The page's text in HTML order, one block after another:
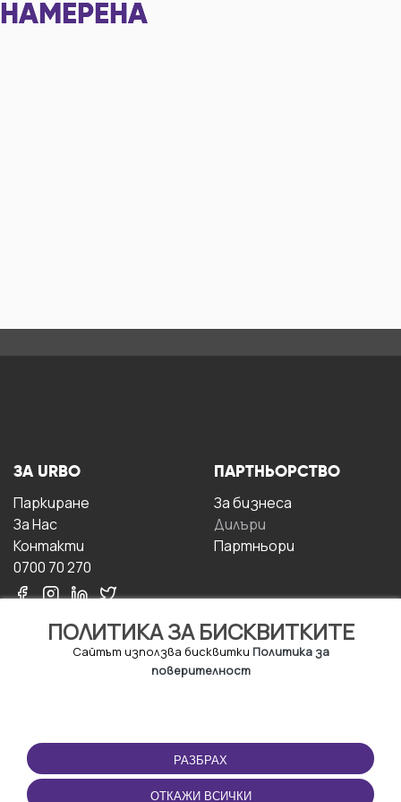
НАМЕРЕНА
ПОЛИТИКА ЗА БИСКВИТКИТЕ
Сайтът използва бисквитки Политика за
поверителност
РАЗБРАХ
ОТКАЖИ ВСИЧКИ
ЗА URBO
Паркиране
За Hас
Контакти
0700 70 270
ПАРТНЬОРСТВО
За бизнесa
Дилъри
Партньори
ПОЛЗВАНЕ
Правила и условия за
ползване
ПРИЛОЖЕНИЕТО